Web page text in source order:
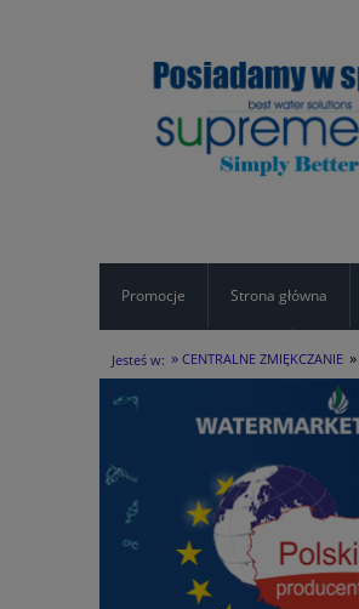
Promocje Strona główna
Formularz kontaktowy
Jesteś w: » CENTRALNE ZMIĘKCZANIE »